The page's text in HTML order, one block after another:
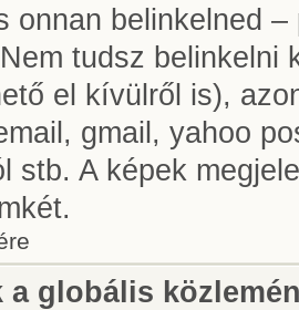
onnan belinkelned
tudsz belinkelni
el kívülről is),
gmail, yahoo
stb. A képek
a globális